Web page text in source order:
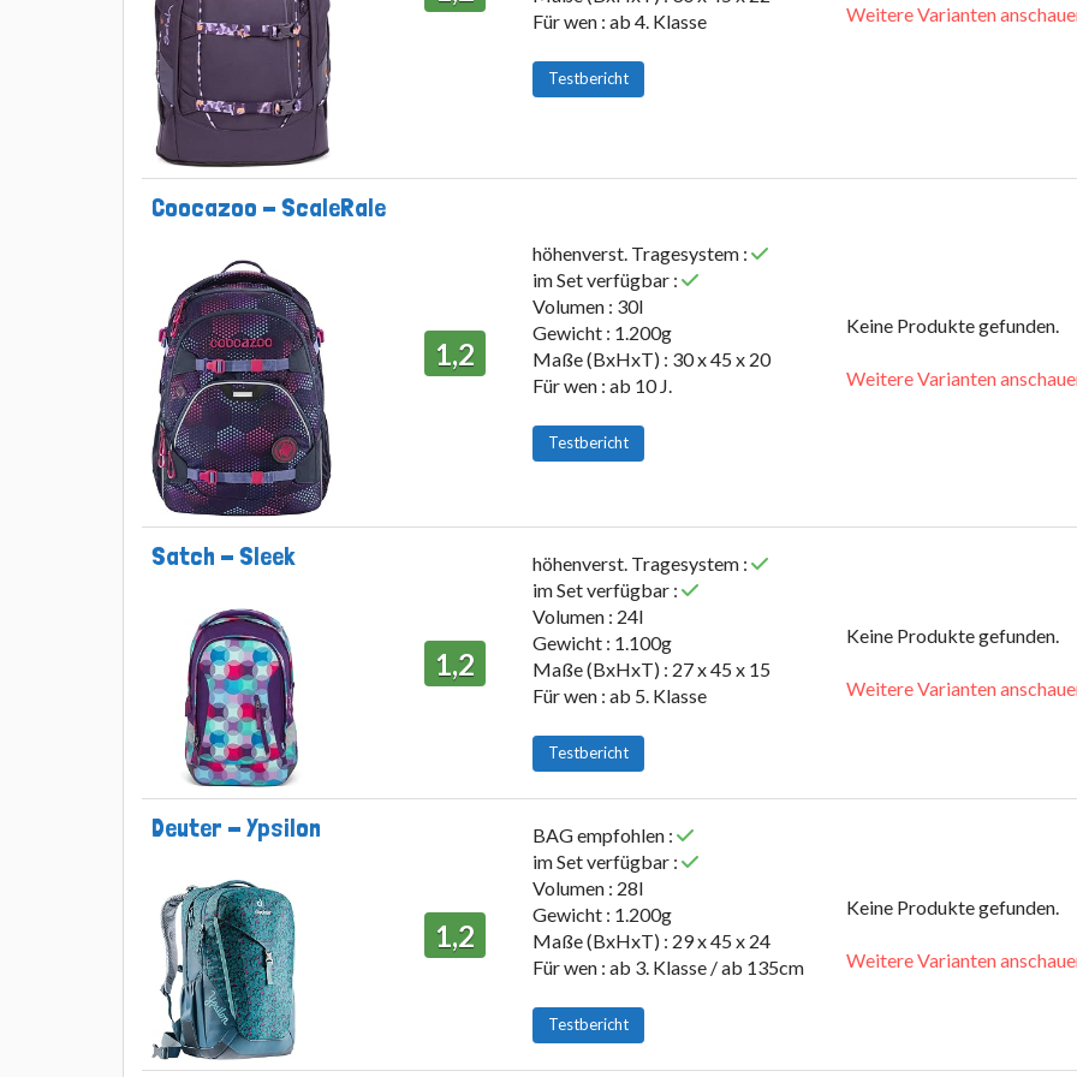
Für wen : ab 4. Klasse
Testbericht
Weitere Varianten
Coocazoo - ScaleRale
1,2
höhenverst. Tragesystem :
im Set verfügbar :
Volumen : 30l
Gewicht : 1.200g
Maße (BxHxT) : 30 x 45 x 20
Für wen : ab 10 J.
Testbericht
Keine Produkte gefunden.
Weitere Varianten
Satch - Sleek
1,2
höhenverst. Tragesystem :
im Set verfügbar :
Volumen : 24l
Gewicht : 1.100g
Maße (BxHxT) : 27 x 45 x 15
Für wen : ab 5. Klasse
Testbericht
Keine Produkte gefunden.
Weitere Varianten
Deuter - Ypsilon
1,2
BAG empfohlen :
im Set verfügbar :
Volumen : 28l
Gewicht : 1.200g
Maße (BxHxT) : 29 x 45 x 24
Für wen : ab 3. Klasse / ab 135cm
Testbericht
Keine Produkte gefunden.
Weitere Varianten